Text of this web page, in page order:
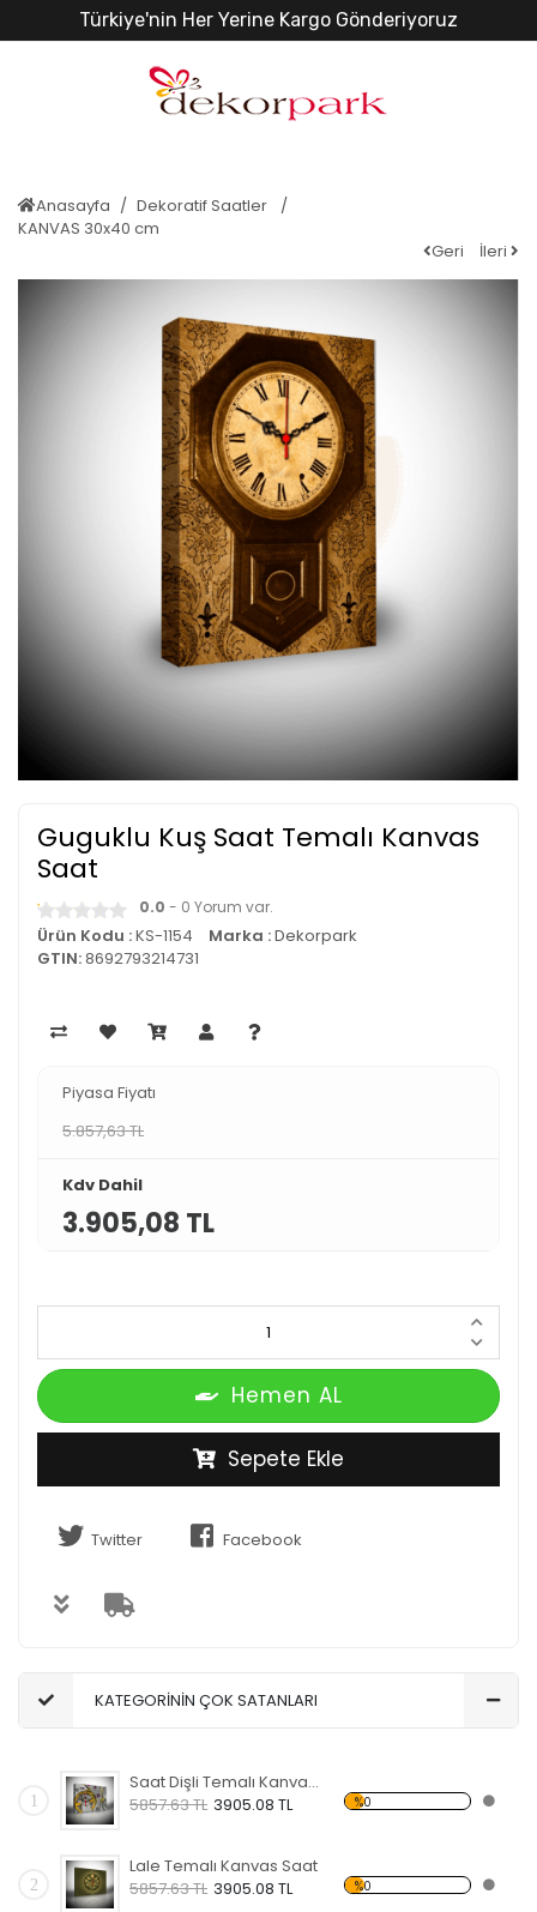
Türkiye'nin Her Yerine Kargo Gönderiyoruz
Anasayfa
Dekoratif Saatler
KANVAS 30x40 cm
Geri
İleri
Guguklu Kuş Saat Temalı Kanvas
Saat
0.0 - 0 Yorum var.
Ürün Kodu :KS-1154 Marka :Dekorpark
GTIN:8692793214731
Piyasa Fiyatı
5.857,63 TL
Kdv Dahil
3.905,08 TL
Hemen AL
Sepete Ekle
Twitter Facebook
KATEGORİNİN ÇOK SATANLARI
1
Saat Dişli Temalı Kanvas Saat
5857.63 TL 3905.08 TL %0
2
Lale Temalı Kanvas Saat
5857.63 TL 3905.08 TL %0